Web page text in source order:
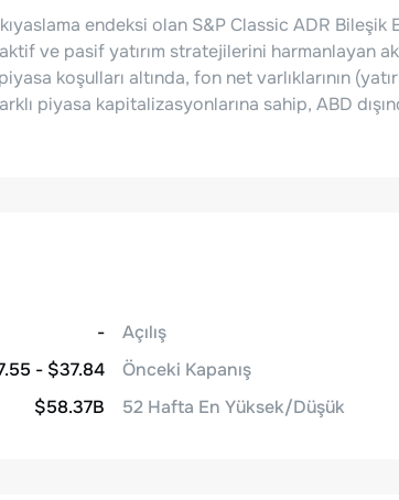
endeksi olan S&P Classic ADR Bileşik
ve pasif yatırım stratejilerini harmanlayan
koşulları altında, fon net varlıklarının
piyasa kapitalizasyonlarına sahip, ABD
-
- $37.84
$58.37B
Açılış
Önceki Kapanış
52 Hafta En Yüksek/Düşük